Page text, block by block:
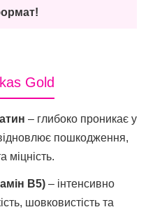
Gold
– глибоко проникає у
пошкодження,
міцність.
B5) – інтенсивно
шовковистість та